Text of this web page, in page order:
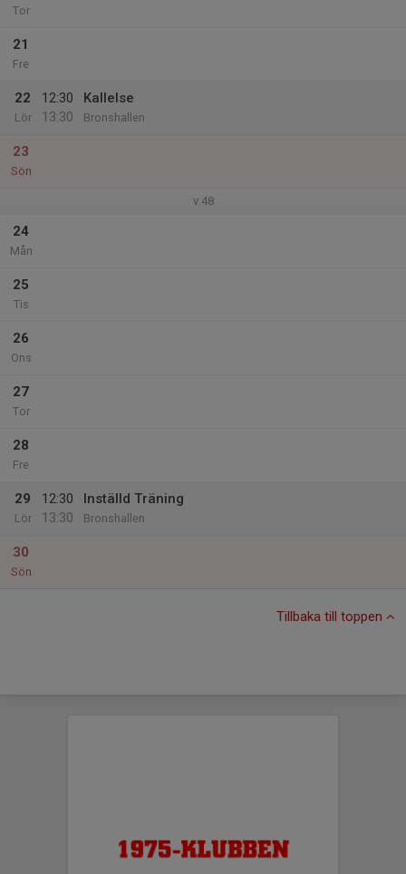
Tor
21
Fre
22
Lör
12:30
13:30
Kallelse
Bronshallen
23
Sön
v.48
24
Mån
25
Tis
26
Ons
27
Tor
28
Fre
29
Lör
12:30
13:30
Inställd Träning
Bronshallen
30
Sön
Tillbaka till toppen